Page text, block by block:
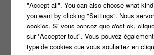
Laisser un
Votre adresse e-mail ne sera pas publiée.
obligatoires sont indiqués avec*
"Accept all". You can also choose what
you want by clicking "Settings". Nous
cookies. Si vous pensez que c'est ok,
sur "Accepter tout". Vous pouvez
type de cookies que vous souhaitez en